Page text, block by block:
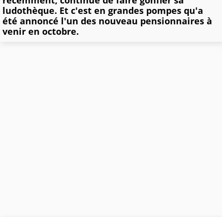
ludothèque. Et c'est en grandes pompes qu'a
été annoncé l'un des nouveau pensionnaires à
venir en octobre.